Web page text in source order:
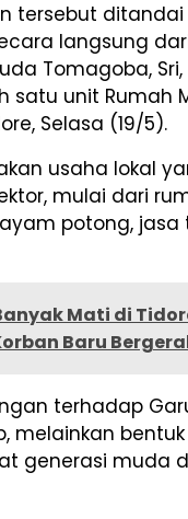
tersebut
langsung
Tomagoba,
satu unit Rumah
Selasa (19/5).
usaha lokal
mulai dari
potong,
Mati di
Baru
terhadap
melainkan
generasi muda